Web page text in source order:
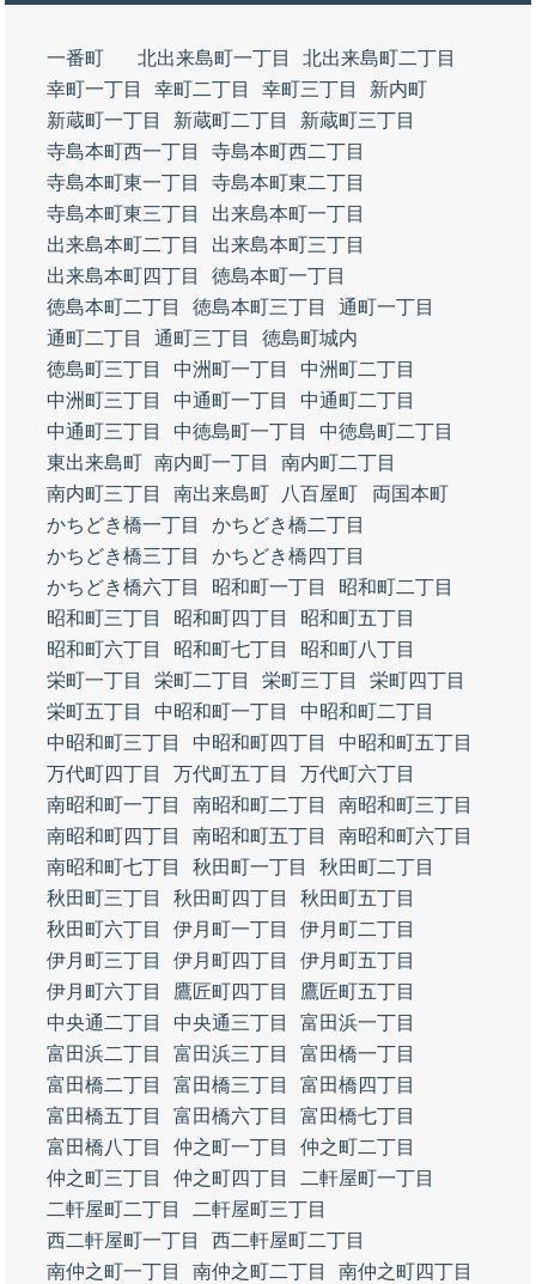
一番町 北出来島町一丁目
北出来島町二丁目
幸町一丁目
幸町二丁目 幸町三丁目
新内町
新蔵町一丁目
新蔵町二丁目
新蔵町三丁目
寺島本町西一丁目
寺島本町西二丁目
寺島本町東一丁目
寺島本町東二丁目
寺島本町東三丁目
出来島本町一丁目
出来島本町二丁目
出来島本町三丁目
出来島本町四丁目
徳島本町一丁目
徳島本町二丁目
徳島本町三丁目
通町一丁目
通町二丁目
通町三丁目
徳島町城内
徳島町三丁目
中洲町一丁目
中洲町二丁目
中洲町三丁目
中通町一丁目
中通町二丁目
中通町三丁目
中徳島町一丁目
中徳島町二丁目
東出来島町 南内町一丁目
南内町二丁目
南内町三丁目
南出来島町 八百屋町
両国本町
かちどき橋一丁目
かちどき橋二丁目
かちどき橋三丁目
かちどき橋四丁目
かちどき橋六丁目
昭和町一丁目
昭和町二丁目
昭和町三丁目
昭和町四丁目
昭和町五丁目
昭和町六丁目
昭和町七丁目
昭和町八丁目
栄町一丁目
栄町二丁目 栄町三丁目
栄町四丁目
栄町五丁目
中昭和町一丁目
中昭和町二丁目
中昭和町三丁目
中昭和町四丁目
中昭和町五丁目
万代町四丁目
万代町五丁目
万代町六丁目
南昭和町一丁目
南昭和町二丁目
南昭和町三丁目
南昭和町四丁目
南昭和町五丁目
南昭和町六丁目
南昭和町七丁目
秋田町一丁目
秋田町二丁目
秋田町三丁目
秋田町四丁目
秋田町五丁目
秋田町六丁目
伊月町一丁目
伊月町二丁目
伊月町三丁目
伊月町四丁目
伊月町五丁目
伊月町六丁目
鷹匠町四丁目
鷹匠町五丁目
中央通二丁目
中央通三丁目
富田浜一丁目
富田浜二丁目
富田浜三丁目
富田橋一丁目
富田橋二丁目
富田橋三丁目
富田橋四丁目
富田橋五丁目
富田橋六丁目
富田橋七丁目
富田橋八丁目
仲之町一丁目
仲之町二丁目
仲之町三丁目
仲之町四丁目
二軒屋町一丁目
二軒屋町二丁目
二軒屋町三丁目
西二軒屋町一丁目
西二軒屋町二丁目
南仲之町一丁目
南仲之町二丁目
南仲之町四丁目